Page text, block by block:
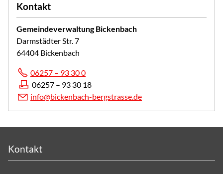
Kontakt
Gemeindeverwaltung Bickenbach
Darmstädter Str. 7
64404 Bickenbach
06257 – 93 30 0
06257 – 93 30 18
info@bickenbach-bergstrasse.de
Kontakt